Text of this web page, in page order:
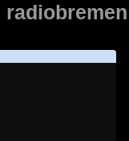
radiobremen